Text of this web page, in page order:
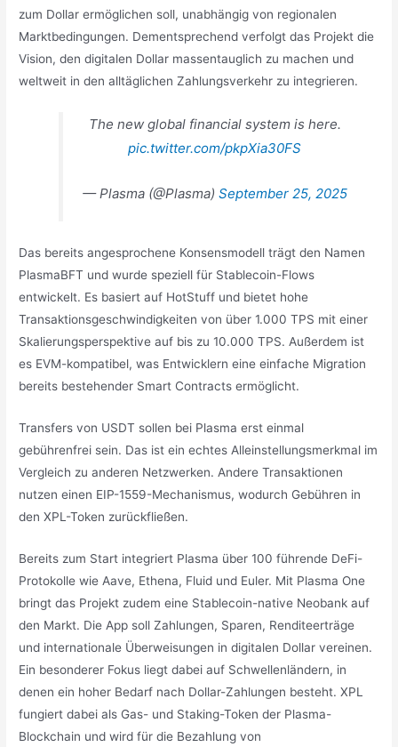
zum Dollar ermöglichen soll, unabhängig von regionalen
Marktbedingungen. Dementsprechend verfolgt das Projekt die
Vision, den digitalen Dollar massentauglich zu machen und
weltweit in den alltäglichen Zahlungsverkehr zu integrieren.
The new global financial system is here.
pic.twitter.com/pkpXia30FS
— Plasma (@Plasma) September 25, 2025
Das bereits angesprochene Konsensmodell trägt den Namen
PlasmaBFT und wurde speziell für Stablecoin-Flows
entwickelt. Es basiert auf HotStuff und bietet hohe
Transaktionsgeschwindigkeiten von über 1.000 TPS mit einer
Skalierungsperspektive auf bis zu 10.000 TPS. Außerdem ist
es EVM-kompatibel, was Entwicklern eine einfache Migration
bereits bestehender Smart Contracts ermöglicht.
Transfers von USDT sollen bei Plasma erst einmal
gebührenfrei sein. Das ist ein echtes Alleinstellungsmerkmal im
Vergleich zu anderen Netzwerken. Andere Transaktionen
nutzen einen EIP-1559-Mechanismus, wodurch Gebühren in
den XPL-Token zurückfließen.
Bereits zum Start integriert Plasma über 100 führende DeFi-
Protokolle wie Aave, Ethena, Fluid und Euler. Mit Plasma One
bringt das Projekt zudem eine Stablecoin-native Neobank auf
den Markt. Die App soll Zahlungen, Sparen, Renditeerträge
und internationale Überweisungen in digitalen Dollar vereinen.
Ein besonderer Fokus liegt dabei auf Schwellenländern, in
denen ein hoher Bedarf nach Dollar-Zahlungen besteht. XPL
fungiert dabei als Gas- und Staking-Token der Plasma-
Blockchain und wird für die Bezahlung von